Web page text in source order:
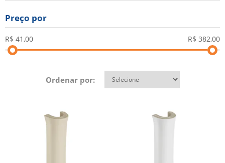
Preço por
Ordenar por: